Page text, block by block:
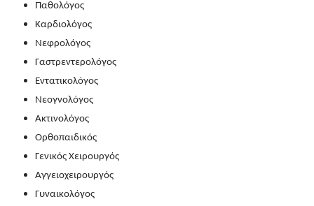
Παθολόγος
Καρδιολόγος
Νεφρολόγος
Γαστρεντερολόγος
Εντατικολόγος
Νεογνολόγος
Ακτινολόγος
Ορθοπαιδικός
Γενικός Χειρουργός
Αγγειοχειρουργός
Γυναικολόγος